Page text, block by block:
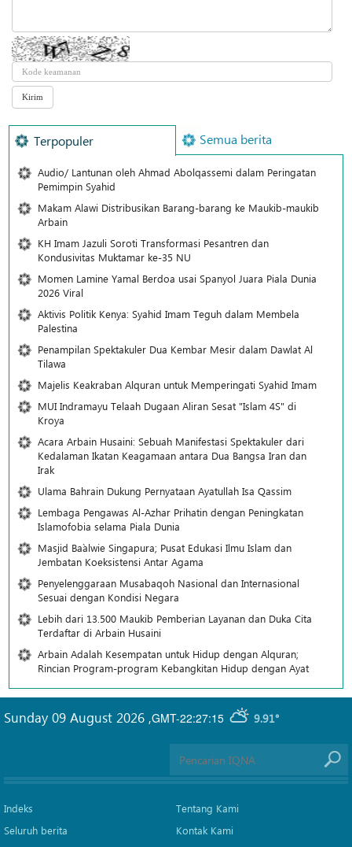
Terpopuler Semua berita
Audio/ Lantunan oleh Ahmad Abolqassemi dalam Peringatan
Pemimpin Syahid
Makam Alawi Distribusikan Barang-barang ke Maukib-maukib
Arbain
KH Imam Jazuli Soroti Transformasi Pesantren dan
Kondusivitas Muktamar ke-35 NU
Momen Lamine Yamal Berdoa usai Spanyol Juara Piala Dunia
2026 Viral
Aktivis Politik Kenya: Syahid Imam Teguh dalam Membela
Palestina
Penampilan Spektakuler Dua Kembar Mesir dalam Dawlat Al
Tilawa
Majelis Keakraban Alquran untuk Memperingati Syahid Imam
MUI Indramayu Telaah Dugaan Aliran Sesat "Islam 4S" di
Kroya
Acara Arbain Husaini: Sebuah Manifestasi Spektakuler dari
Kedalaman Ikatan Keagamaan antara Dua Bangsa Iran dan
Irak
Ulama Bahrain Dukung Pernyataan Ayatullah Isa Qassim
Lembaga Pengawas Al-Azhar Prihatin dengan Peningkatan
Islamofobia selama Piala Dunia
Masjid Ba`alwie Singapura; Pusat Edukasi Ilmu Islam dan
Jembatan Koeksistensi Antar Agama
Penyelenggaraan Musabaqoh Nasional dan Internasional
Sesuai dengan Kondisi Negara
Lebih dari 13.500 Maukib Pemberian Layanan dan Duka Cita
Terdaftar di Arbain Husaini
Arbain Adalah Kesempatan untuk Hidup dengan Alquran;
Rincian Program-program Kebangkitan Hidup dengan Ayat
GMT-22:27:15 9.91°
Sunday 09 August 2026 ,
Indeks
Seluruh berita
Tentang Kami
Kontak Kami